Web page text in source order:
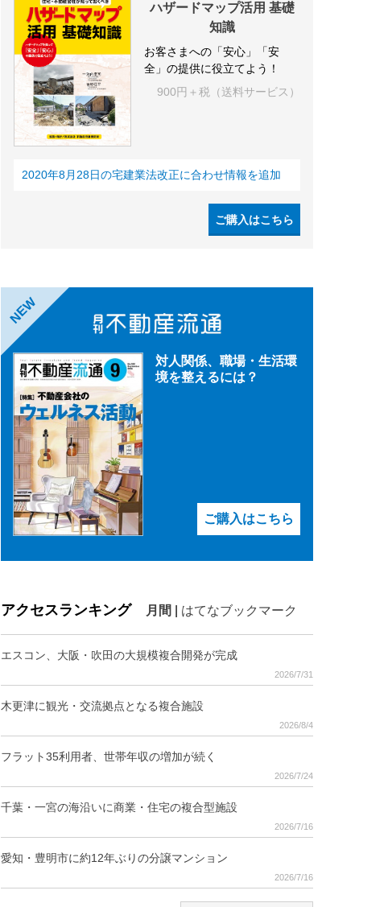
ハザードマップ活用 基礎
知識
お客さまへの「安心」「安
全」の提供に役立てよう！
900円＋税（送料サービス）
2020年8月28日の宅建業法改正に合わせ情報を追加
ご購入はこちら
NEW
対人関係、職場・生活環
境を整えるには？
ご購入はこちら
アクセスランキング 月間 はてなブックマーク
エスコン、大阪・吹田の大規模複合開発が完成
2026/7/31
木更津に観光・交流拠点となる複合施設
2026/8/4
フラット35利用者、世帯年収の増加が続く
2026/7/24
千葉・一宮の海沿いに商業・住宅の複合型施設
2026/7/16
愛知・豊明市に約12年ぶりの分譲マンション
2026/7/16